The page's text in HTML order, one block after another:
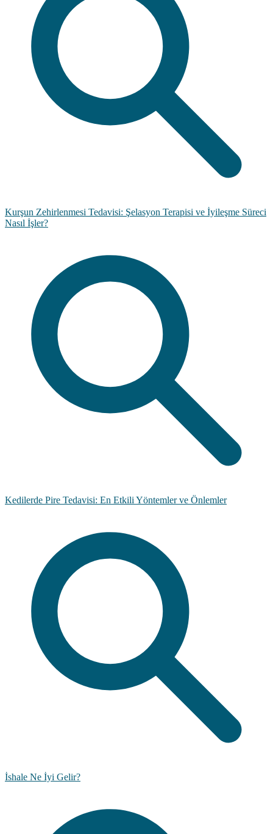
Kurşun Zehirlenmesi Tedavisi: Şelasyon Terapisi ve İyileşme Süreci
Nasıl İşler?
Kedilerde Pire Tedavisi: En Etkili Yöntemler ve Önlemler
İshale Ne İyi Gelir?